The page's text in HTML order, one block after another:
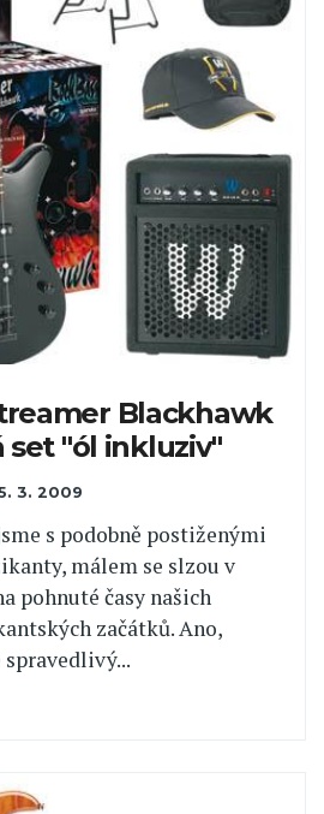
Blackhawk
set "ól inkluziv"
3. 2009
s podobně postiženými
málem se slzou v
pohnuté časy našich
začátků. Ano,